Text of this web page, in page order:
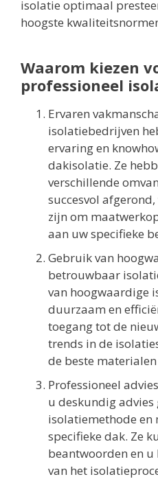
isolatie optimaal
hoogste
Waarom kiezen
professioneel
Ervaren
isolatiebedrijven
ervaring en
dakisolatie. Ze
verschillende
succesvol
zijn om
aan uw specifieke
Gebruik van
betrouwbaar
van hoogwaardige
duurzaam en
toegang tot de
trends in de
de beste
Professioneel
u deskundig advies
isolatiemethode en
specifieke dak. Ze
beantwoorden en
van het